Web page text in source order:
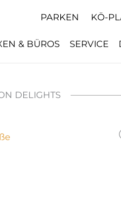
PARKEN KÖ-
& BÜROS SERVICE
DELIGHTS